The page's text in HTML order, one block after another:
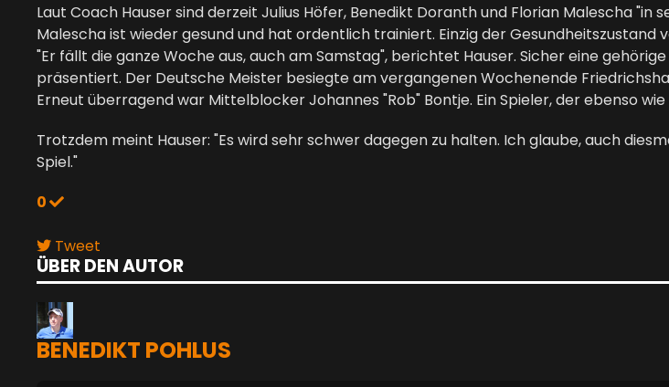
Laut Coach Hauser sind derzeit Julius Höfer, Benedikt Doranth und Florian Malescha
Malescha ist wieder gesund und hat ordentlich trainiert. Einzig der
"Er fällt die ganze Woche aus, auch am Samstag", berichtet Hauser. Sicher eine
präsentiert. Der Deutsche Meister besiegte am vergangenen Wochenende
Erneut überragend war Mittelblocker Johannes "Rob" Bontje. Ein Spieler, der ebenso
Trotzdem meint Hauser: "Es wird sehr schwer dagegen zu halten. Ich glaube, auch
Spiel."
0
Tweet
pinterest
ÜBER DEN AUTOR
BENEDIKT POHLUS